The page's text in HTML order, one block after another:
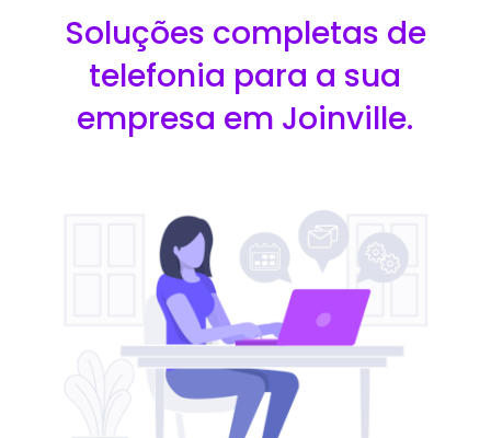
Soluções completas de
telefonia para a sua
empresa em Joinville.